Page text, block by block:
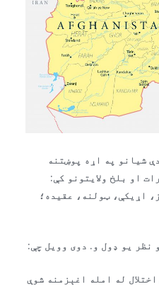
شیانو په اړه پوښتنه
او بلخ ولایتونو کې:
اړیکې، ټولنه، عقیده؛
نظر یو ډول و. دوی وویل چې:
له امله اغېزمنه شوې